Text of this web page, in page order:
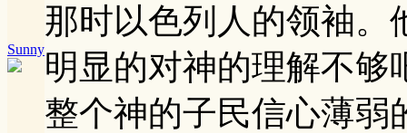
Sunny
那时以色列人的领袖。
明显的对神的理解不够
整个神的子民信心薄弱